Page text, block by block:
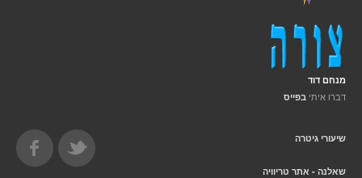
מנחם דוד
דברו איתי בפייס
שיעורי גיטרה
שאלנה - אתר טריוויה